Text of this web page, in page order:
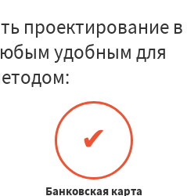
проектирование в
удобным для
✔
Банковская карта